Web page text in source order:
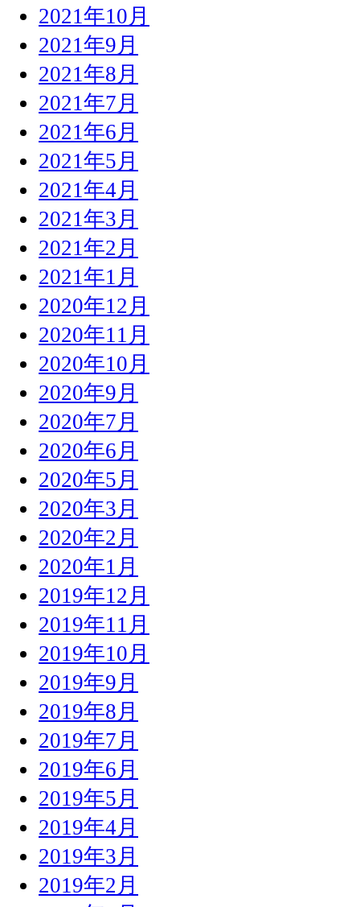
2021年10月
2021年9月
2021年8月
2021年7月
2021年6月
2021年5月
2021年4月
2021年3月
2021年2月
2021年1月
2020年12月
2020年11月
2020年10月
2020年9月
2020年7月
2020年6月
2020年5月
2020年3月
2020年2月
2020年1月
2019年12月
2019年11月
2019年10月
2019年9月
2019年8月
2019年7月
2019年6月
2019年5月
2019年4月
2019年3月
2019年2月